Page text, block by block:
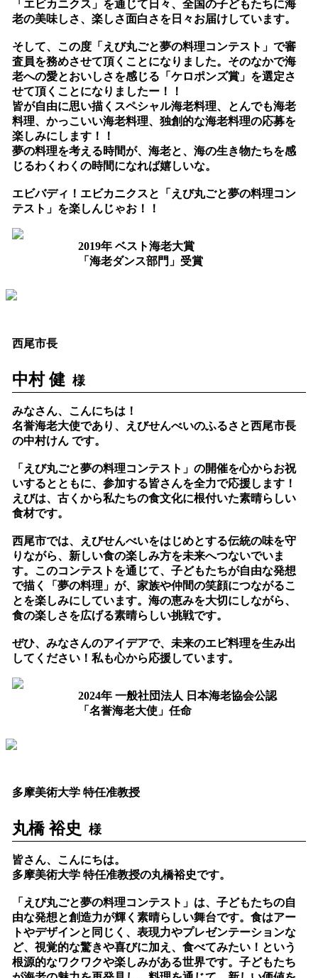
「エビカニクス」を通じて日々、全国の子どもたちに海
老の美味しさ、楽しさ面白さを日々お届けしています。
そして、この度「えび丸ごと夢の料理コンテスト」で審
査員を務めさせて頂くことになりました。そのなかで海
老への愛とおいしさを感じる「ケロポンズ賞」を選定さ
せて頂くことになりましたー！！
皆が自由に思い描くスペシャル海老料理、とんでも海老
料理、かっこいい海老料理、独創的な海老料理の応募を
楽しみにします！！
夢の料理を考える時間が、海老と、海の生き物たちを感
じるわくわくの時間になれば嬉しいな。
エビバディ！エビカニクスと「えび丸ごと夢の料理コン
テスト」を楽しんじゃお！！
2019年 ベスト海老大賞
「海老ダンス部門」受賞
西尾市長
中村 健 様
みなさん、こんにちは！
名誉海老大使であり、えびせんべいのふるさと西尾市長
の中村けん です。
「えび丸ごと夢の料理コンテスト」の開催を心からお祝
いするとともに、参加する皆さんを全力で応援します！
えびは、古くから私たちの食文化に根付いた素晴らしい
食材です。
西尾市では、えびせんべいをはじめとする伝統の味を守
りながら、新しい食の楽しみ方を未来へつないでいま
す。このコンテストを通じて、子どもたちが自由な発想
で描く「夢の料理」が、家族や仲間の笑顔につながるこ
とを楽しみにしています。海の恵みを大切にしながら、
食の楽しさを広げる素晴らしい挑戦です。
ぜひ、みなさんのアイデアで、未来のエビ料理を生み出
してください！私も心から応援しています。
2024年 一般社団法人 日本海老協会公認
「名誉海老大使」任命
多摩美術大学 特任准教授
丸橋 裕史 様
皆さん、こんにちは。
多摩美術大学 特任准教授の丸橋裕史です。
「えび丸ごと夢の料理コンテスト」は、子どもたちの自
由な発想と創造力が輝く素晴らしい舞台です。食はアー
トやデザインと同じく、表現力やプレゼンテーションな
ど、視覚的な驚きや喜びに加え、食べてみたい！という
根源的なワクワクや楽しみがある世界です。子どもたち